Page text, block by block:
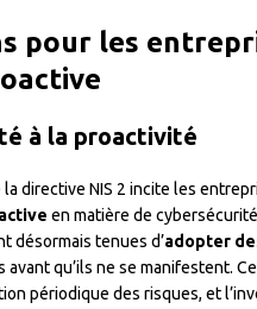
pour les
à la proactivité
directive NIS 2 incite les
en matière de
désormais tenues d’adopter
qu’ils ne se manifestent.
périodique des risques, et